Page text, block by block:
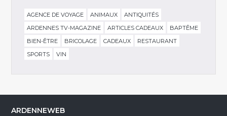
AGENCE DE VOYAGE ANIMAUX
ANTIQUITÉS
ARDENNES TV-MAGAZINE
ARTICLES CADEAUX
BAPTÊME
BIEN-ÊTRE
BRICOLAGE CADEAUX
RESTAURANT
SPORTS
VIN
ARDENNEWEB